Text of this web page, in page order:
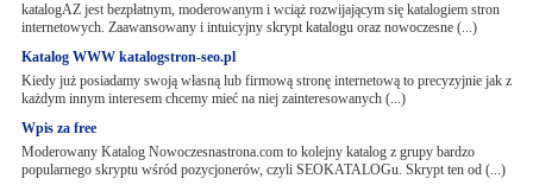
katalogAZ jest bezpłatnym, moderowanym i wciąż rozwijającym się katalogiem stron
internetowych. Zaawansowany i intuicyjny skrypt katalogu oraz nowoczesne (...)
Katalog WWW katalogstron-seo.pl
Kiedy już posiadamy swoją własną lub firmową stronę internetową to precyzyjnie jak z
każdym innym interesem chcemy mieć na niej zainteresowanych (...)
Wpis za free
Moderowany Katalog Nowoczesnastrona.com to kolejny katalog z grupy bardzo
popularnego skryptu wśród pozycjonerów, czyli SEOKATALOGu. Skrypt ten od (...)